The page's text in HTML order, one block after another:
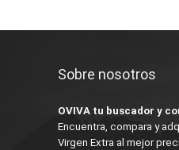
Sobre nosotros
OVIVA tu buscador y
Encuentra, compara y
Virgen Extra al mejor